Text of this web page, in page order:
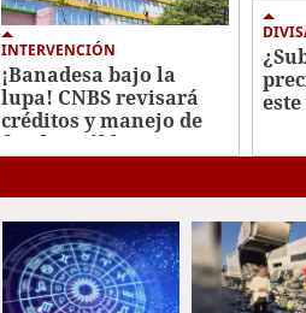
INTERVENCIÓN
¡Banadesa bajo la
lupa! CNBS revisará
créditos y manejo de
fondos públicos